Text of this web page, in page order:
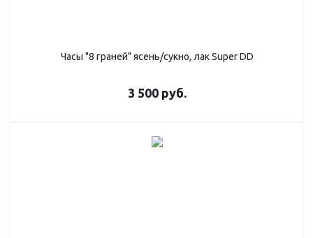
Часы "8 граней" ясень/сукно, лак Super DD
3 500 руб.